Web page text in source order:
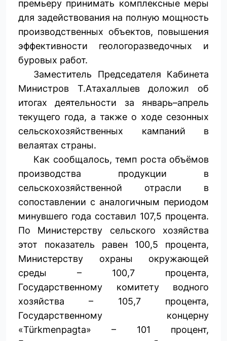
премьеру принимать комплексные меры
для задействования на полную мощность
производственных объектов, повышения
эффективности геологоразведочных и
буровых работ.
Заместитель Председателя Кабинета
Министров Т.Атахаллыев доложил об
итогах деятельности за январь–апрель
текущего года, а также о ходе сезонных
сельскохозяйственных кампаний в
велаятах страны.
Как сообщалось, темп роста объёмов
производства продукции в
сельскохозяйственной отрасли в
сопоставлении с аналогичным периодом
минувшего года составил 107,5 процента.
По Министерству сельского хозяйства
этот показатель равен 100,5 процента,
Министерству охраны окружающей
среды – 100,7 процента,
Государственному комитету вод­ного
хозяйства – 105,7 процента,
Государственному концерну
«Türkmenpagta» – 101 процент,